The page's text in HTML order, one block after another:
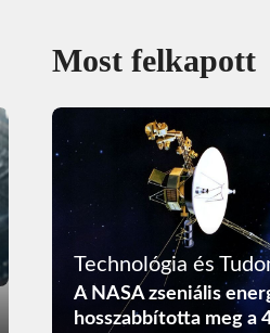
Most felkapott
Technológia és
A NASA zseniális
hosszabbította meg a